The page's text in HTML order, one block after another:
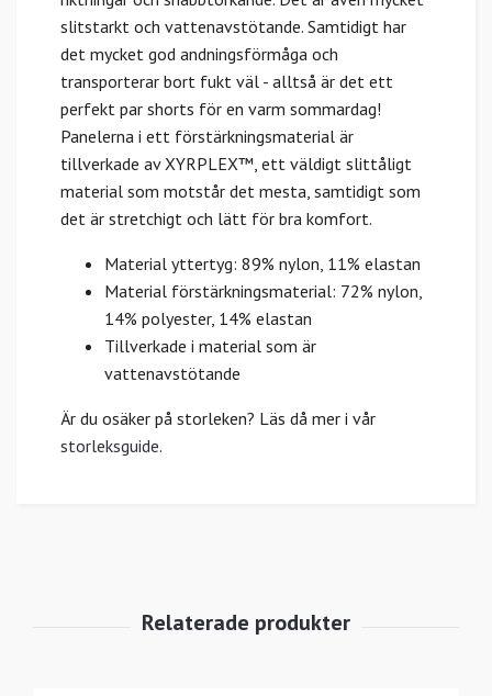
slitstarkt och vattenavstötande. Samtidigt har
det mycket god andningsförmåga och
transporterar bort fukt väl - alltså är det ett
perfekt par shorts för en varm sommardag!
Panelerna i ett förstärkningsmaterial är
tillverkade av XYRPLEX™, ett väldigt slittåligt
material som motstår det mesta, samtidigt som
det är stretchigt och lätt för bra komfort.
Material yttertyg: 89% nylon, 11% elastan
Material förstärkningsmaterial: 72% nylon,
14% polyester, 14% elastan
Tillverkade i material som är
vattenavstötande
Är du osäker på storleken? Läs då mer i vår
storleksguide.